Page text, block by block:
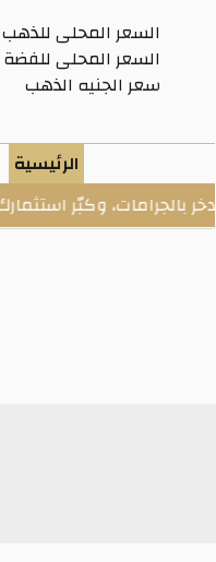
السعر المحلى للذهب
السعر المحلى للفضة
سعر الجنيه الذهب
الرئيسية
وكبّر استثمارك على راحتك.